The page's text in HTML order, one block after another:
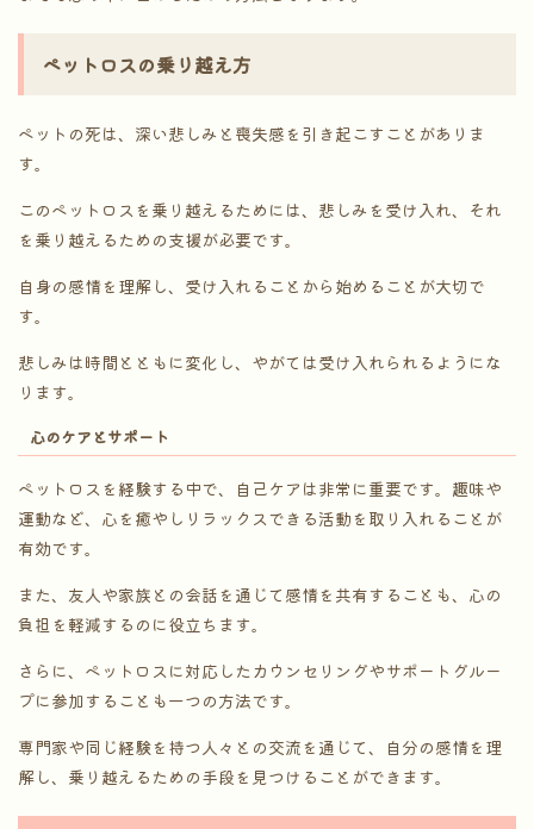
ペットロスの乗り越え方
ペットの死は、深い悲しみと喪失感を引き起こすことがありま
す。
このペットロスを乗り越えるためには、悲しみを受け入れ、それ
を乗り越えるための支援が必要です。
自身の感情を理解し、受け入れることから始めることが大切で
す。
悲しみは時間とともに変化し、やがては受け入れられるようにな
ります。
心のケアとサポート
ペットロスを経験する中で、自己ケアは非常に重要です。趣味や
運動など、心を癒やしリラックスできる活動を取り入れることが
有効です。
また、友人や家族との会話を通じて感情を共有することも、心の
負担を軽減するのに役立ちます。
さらに、ペットロスに対応したカウンセリングやサポートグルー
プに参加することも一つの方法です。
専門家や同じ経験を持つ人々との交流を通じて、自分の感情を理
解し、乗り越えるための手段を見つけることができます。